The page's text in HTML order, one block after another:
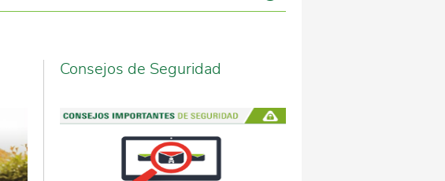
Consejos de Seguridad